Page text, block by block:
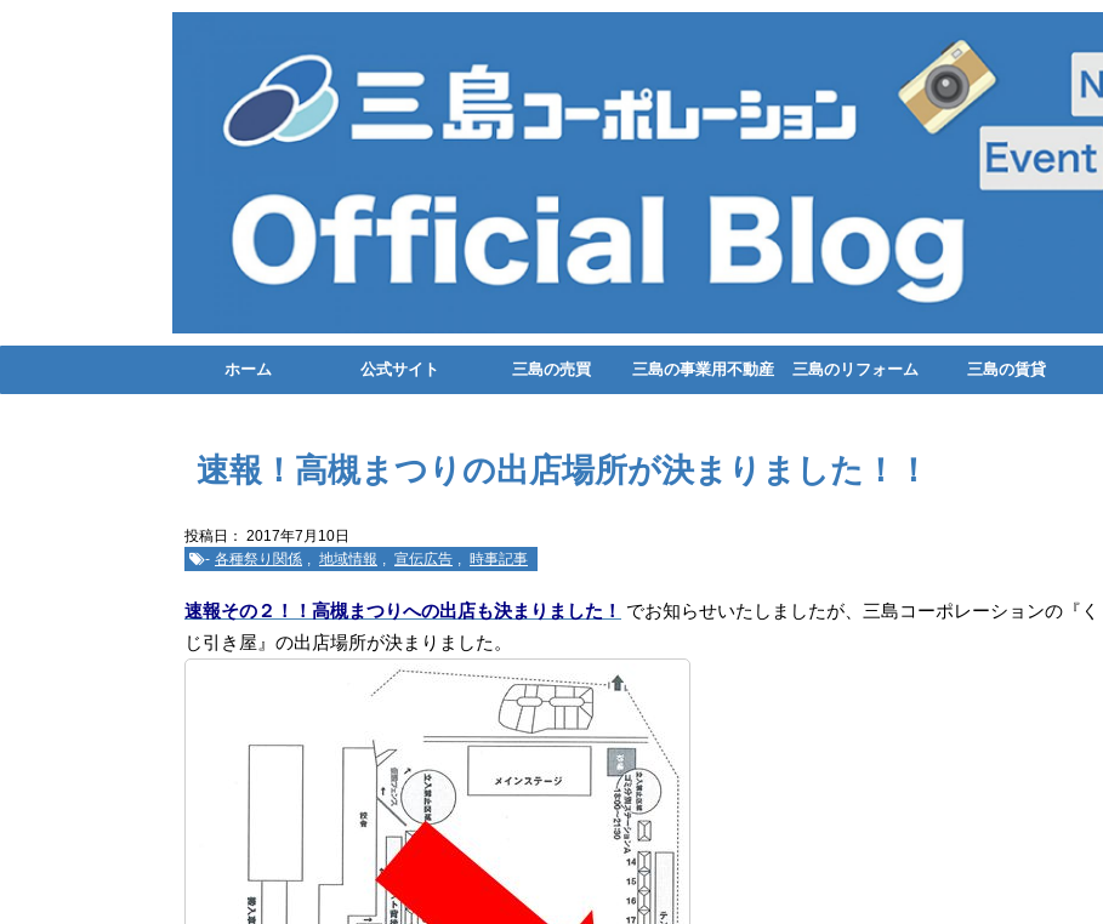
ホーム 公式サイト 三島の売買 三島の事業用不動産 三島のリフォーム 三島の賃貸
速報！高槻まつりの出店場所が決まりました！！
投稿日： 2017年7月10日
- 各種祭り関係 , 地域情報 , 宣伝広告 , 時事記事
速報その２！！高槻まつりへの出店も決まりました！
でお知らせいたしましたが、三島コーポレーションの『く
じ引き屋』の出店場所が決まりました。